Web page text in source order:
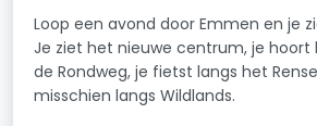
Loop een avond door Emmen en je
Je ziet het nieuwe centrum, je hoort
de Rondweg, je fietst langs het
misschien langs Wildlands.